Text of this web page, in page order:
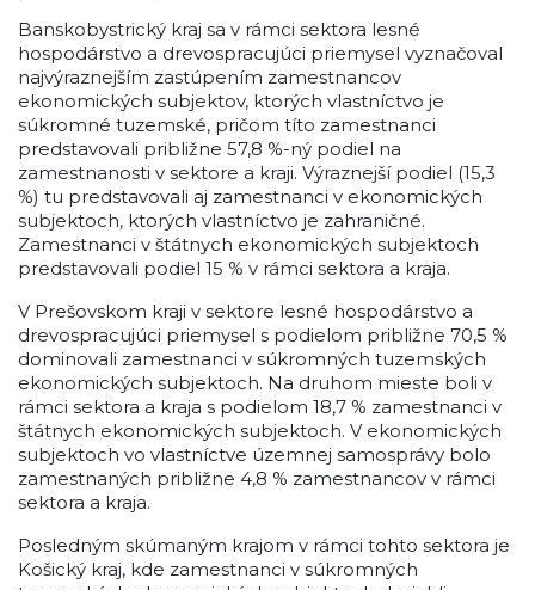
Banskobystrický kraj sa v rámci sektora lesné
hospodárstvo a drevospracujúci priemysel vyznačoval
najvýraznejším zastúpením zamestnancov
ekonomických subjektov, ktorých vlastníctvo je
súkromné tuzemské, pričom títo zamestnanci
predstavovali približne 57,8 %-ný podiel na
zamestnanosti v sektore a kraji. Výraznejší podiel (15,3
%) tu predstavovali aj zamestnanci v ekonomických
subjektoch, ktorých vlastníctvo je zahraničné.
Zamestnanci v štátnych ekonomických subjektoch
predstavovali podiel 15 % v rámci sektora a kraja.
V Prešovskom kraji v sektore lesné hospodárstvo a
drevospracujúci priemysel s podielom približne 70,5 %
dominovali zamestnanci v súkromných tuzemských
ekonomických subjektoch. Na druhom mieste boli v
rámci sektora a kraja s podielom 18,7 % zamestnanci v
štátnych ekonomických subjektoch. V ekonomických
subjektoch vo vlastníctve územnej samosprávy bolo
zamestnaných približne 4,8 % zamestnancov v rámci
sektora a kraja.
Posledným skúmaným krajom v rámci tohto sektora je
Košický kraj, kde zamestnanci v súkromných